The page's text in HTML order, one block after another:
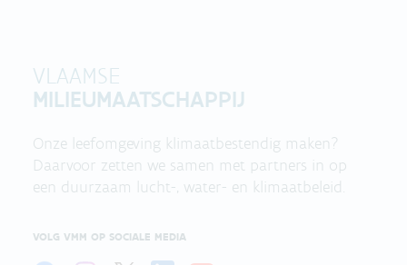
VLAAMSE
MILIEUMAATSCHAPPIJ
Onze leefomgeving klimaatbestendig maken?
Daarvoor zetten we samen met partners in op
een duurzaam lucht-, water- en klimaatbeleid.
VOLG VMM OP SOCIALE MEDIA